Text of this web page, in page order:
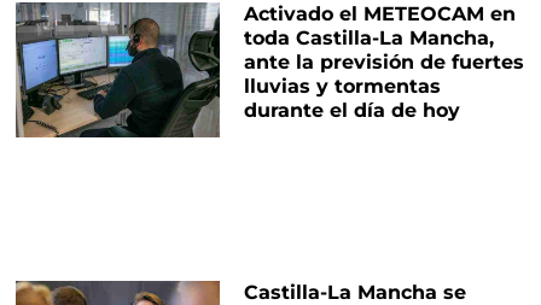
Activado el METEOCAM en
toda Castilla-La Mancha,
ante la previsión de fuertes
lluvias y tormentas
durante el día de hoy
Castilla-La Mancha se